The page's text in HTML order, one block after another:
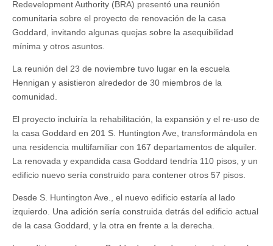
Redevelopment Authority (BRA) presentó una reunión
comunitaria sobre el proyecto de renovación de la casa
Goddard, invitando algunas quejas sobre la asequibilidad
mínima y otros asuntos.
La reunión del 23 de noviembre tuvo lugar en la escuela
Hennigan y asistieron alrededor de 30 miembros de la
comunidad.
El proyecto incluiría la rehabilitación, la expansión y el re-uso de
la casa Goddard en 201 S. Huntington Ave, transformándola en
una residencia multifamiliar con 167 departamentos de alquiler.
La renovada y expandida casa Goddard tendría 110 pisos, y un
edificio nuevo sería construido para contener otros 57 pisos.
Desde S. Huntington Ave., el nuevo edificio estaría al lado
izquierdo. Una adición sería construida detrás del edificio actual
de la casa Goddard, y la otra en frente a la derecha.